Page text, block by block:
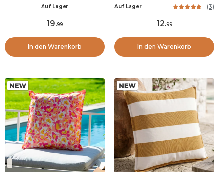
Auf Lager
19.99
In den Warenkorb
Auf Lager (3)
12.99
In den Warenkorb